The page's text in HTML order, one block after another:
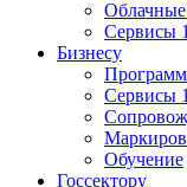
Сервисы
Бизнесу
Сервисы
Обучение
Госсектору